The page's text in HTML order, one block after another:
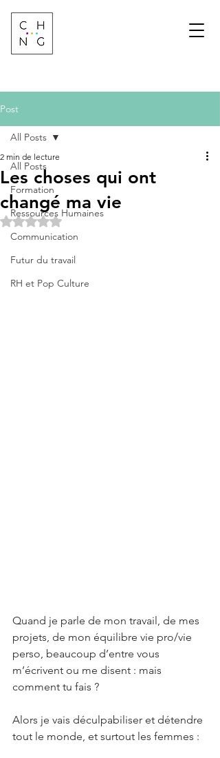
Post
All Posts
Formation
Ressources Humaines
Communication
Futur du travail
RH et Pop Culture
All Posts
Les choses qui ont
changé ma vie
2 min de lecture
Noté NaN étoiles sur 5.
Quand je parle de mon travail, de mes
projets, de mon équilibre vie pro/vie
perso, beaucoup d’entre vous
m’écrivent ou me disent : mais
comment tu fais ?
Alors je vais déculpabiliser et détendre
tout le monde, et surtout les femmes :